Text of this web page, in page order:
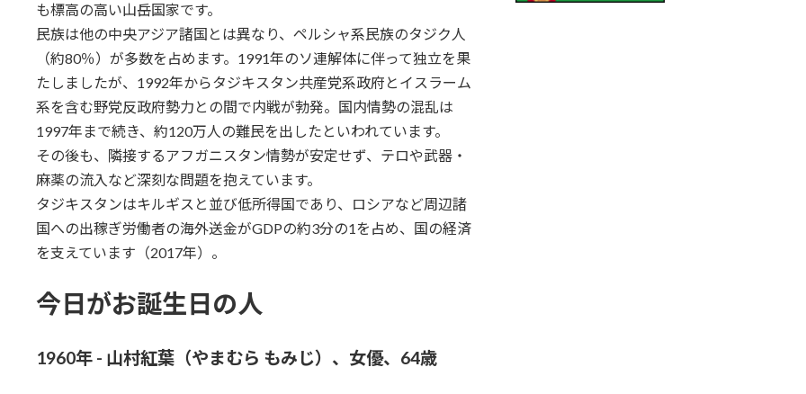
も標高の高い山岳国家です。
民族は他の中央アジア諸国とは異なり、ペルシャ系民族のタジク人
（約80％）が多数を占めます。1991年のソ連解体に伴って独立を果
たしましたが、1992年からタジキスタン共産党系政府とイスラーム
系を含む野党反政府勢力との間で内戦が勃発。国内情勢の混乱は
1997年まで続き、約120万人の難民を出したといわれています。
その後も、隣接するアフガニスタン情勢が安定せず、テロや武器・
麻薬の流入など深刻な問題を抱えています。
タジキスタンはキルギスと並び低所得国であり、ロシアなど周辺諸
国への出稼ぎ労働者の海外送金がGDPの約3分の1を占め、国の経済
を支えています（2017年）。
今日がお誕生日の人
1960年 - 山村紅葉（やまむら もみじ）、女優、64歳